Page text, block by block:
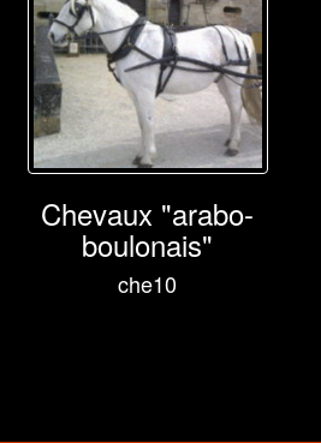
Chevaux "arabo-
boulonais"
che10